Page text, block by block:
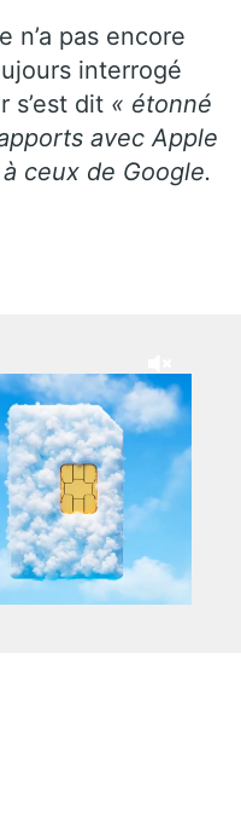
n’a pas encore
interrogé
s’est dit « étonné
avec Apple
ceux de Google.